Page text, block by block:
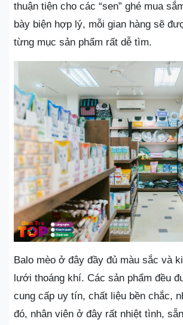
thuận tiện cho các “sen” ghé mua
bày biện hợp lý, mỗi gian hàng sẽ
từng mục sản phẩm rất dễ tìm.
Balo mèo ở đây đầy đủ màu sắc và
lưới thoáng khí. Các sản phẩm đều
cung cấp uy tín, chất liệu bền chắc,
đó, nhân viên ở đây rất nhiệt tình,